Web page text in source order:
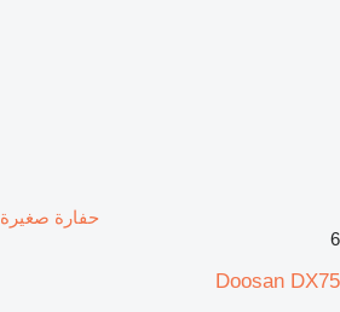
حفارة صغيرة Doosan DX75
6
Doosan DX75